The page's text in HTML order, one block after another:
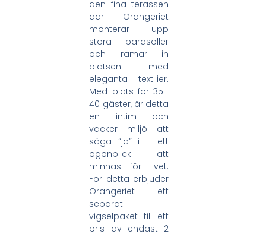
den fina terassen
där Orangeriet
monterar upp
stora parasoller
och ramar in
platsen med
eleganta textilier.
Med plats för 35–
40 gäster, är detta
en intim och
vacker miljö att
säga “ja” i – ett
ögonblick att
minnas för livet.
För detta erbjuder
Orangeriet ett
separat
vigselpaket till ett
pris av endast 2